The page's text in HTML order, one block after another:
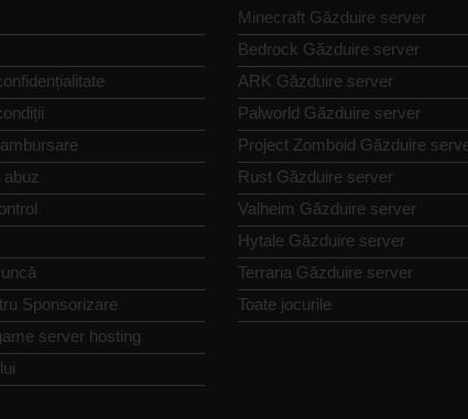
Sponsorizare
server hosting
Minecraft Găzduire server
Bedrock Găzduire server
ARK Găzduire server
Palworld Găzduire server
Project Zomboid Găzduire
Rust Găzduire server
Valheim Găzduire server
Hytale Găzduire server
Terraria Găzduire server
Toate jocurile